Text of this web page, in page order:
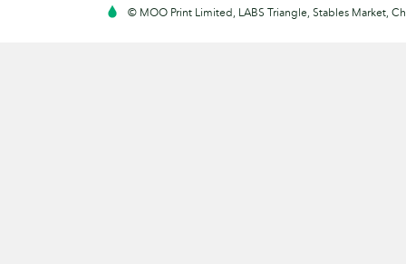
© MOO Print Limited, LABS Triangle, Stables Market,